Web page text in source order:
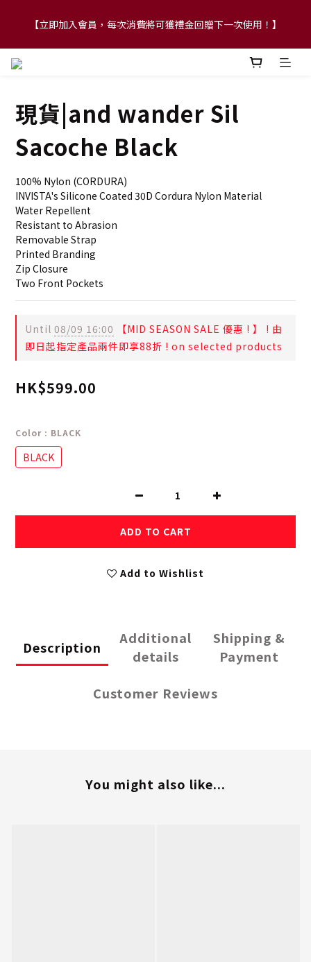
【FLASH SALE 兩件指定現貨產品即享88折】
【立即加入會員，每次消費將可獲禮金回贈下一次使用！】
【FLASH SALE 兩件指定現貨產品即享88折】
現貨|and wander Sil
Sacoche Black
100% Nylon (CORDURA)
INVISTA's Silicone Coated 30D Cordura Nylon Material
Water Repellent
Resistant to Abrasion
Removable Strap
Printed Branding
Zip Closure
Two Front Pockets
Until 08/09 16:00 【MID SEASON SALE 優惠 ! 】 ! 由
即日起指定產品兩件即享88折 ! on selected products
HK$599.00
Color : BLACK
BLACK
ADD TO CART
Add to Wishlist
Description
Additional
details
Shipping &
Payment
Customer Reviews
You might also like...